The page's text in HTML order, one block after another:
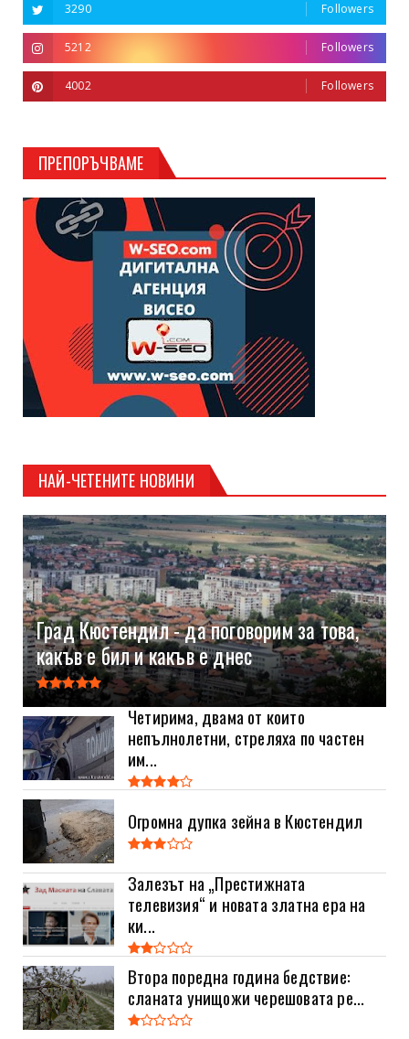
3290 Followers
5212 Followers
4002 Followers
ПРЕПОРЪЧВАМЕ
НАЙ-ЧЕТЕНИТЕ НОВИНИ
Град Кюстендил - да поговорим за това,
какъв е бил и какъв е днес
Четирима, двама от които
непълнолетни, стреляха по частен
им...
Огромна дупка зейна в Кюстендил
Залезът на „Престижната
телевизия“ и новата златна ера на
ки...
Втора поредна година бедствие:
сланата унищожи черешовата ре...